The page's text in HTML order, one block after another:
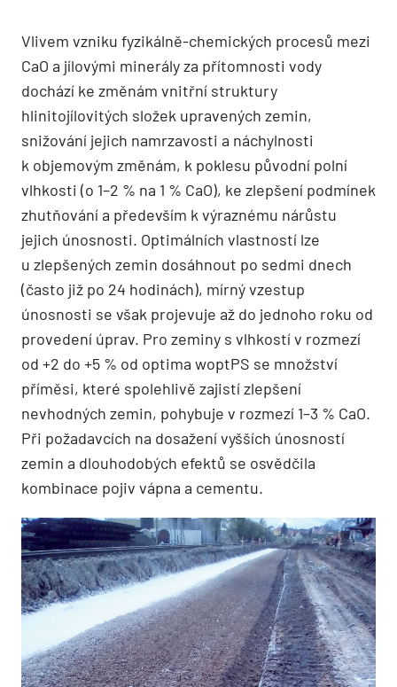
Vlivem vzniku fyzikálně-chemických procesů mezi
CaO a jílovými minerály za přítomnosti vody
dochází ke změnám vnitřní struktury
hlinitojílovitých složek upravených zemin,
snižování jejich namrzavosti a náchylnosti
k objemovým změnám, k poklesu původní polní
vlhkosti (o 1–2 % na 1 % CaO), ke zlepšení podmínek
zhutňování a především k výraznému nárůstu
jejich únosnosti. Optimálních vlastností lze
u zlepšených zemin dosáhnout po sedmi dnech
(často již po 24 hodinách), mírný vzestup
únosnosti se však projevuje až do jednoho roku od
provedení úprav. Pro zeminy s vlhkostí v rozmezí
od +2 do +5 % od optima woptPS se množství
příměsi, které spolehlivě zajistí zlepšení
nevhodných zemin, pohybuje v rozmezí 1–3 % CaO.
Při požadavcích na dosažení vyšších únosností
zemin a dlouhodobých efektů se osvědčila
kombinace pojiv vápna a cementu.